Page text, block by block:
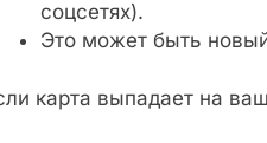
соцсетях).
Это может быть
карта выпадает на